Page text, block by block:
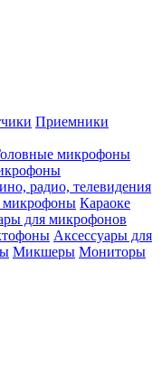
Приемники
микрофоны
радио, телевидения
микрофоны Караоке
для микрофонов
Аксессуары для
Микшеры Мониторы